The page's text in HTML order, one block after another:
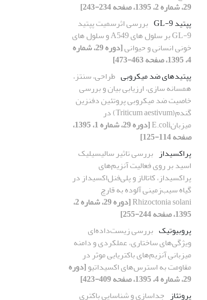
29، شماره 2، 1395، صفحه 234-243]
پپتید GL-9
بررسی اثرسمیت پپتید
GL-9 بر سلول های A549 و سلول های
خونی انسانی و حیوانی
[دوره 29، شماره
4، 1395، صفحه 463-473]
پپتیدهای ضد میکروبی طراحی، سنتز،
همسانه سازی، ارزیابی بیان و بررسی
خاصیت ضد میکروبی پروتئین دفنزین
گندم(Triticum aestivum) در
میزبانE.coli
[دوره 29، شماره 1، 1395،
صفحه 114-125]
پراکسیداز بررسی تاثیر سالیسیلیک
اسید بر روی فعالیت آنزیم‌های
پراکسیداز، کاتالاز و پلی‌فنل‌اکسیداز در
گیاه سیب‌زمینی آلوده به قارچ
Rhizoctonia solani
[دوره 29، شماره 2،
1395، صفحه 244-255]
پروبیوتیک بررسی زیست‌داده‌ای
ویژگی‌های ساختاری، عملکردی و دامنه
میزبانی آنزیم‌های باکتریایی موثر در
مقاومت به استرس‌های اکسیداتیو[دوره
29، شماره 4، 1395، صفحه 409-423]
پروتئاز جداسازی و شناسایی باکتری